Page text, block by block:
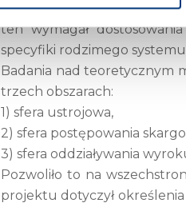
wskazanych państw
ten wymagał
specyfiki rodzimego
Badania nad teoretycznym
trzech obszarach:
1) sfera ustrojowa,
2) sfera postępowania
3) sfera oddziaływania
Pozwoliło to na
projektu dotyczył